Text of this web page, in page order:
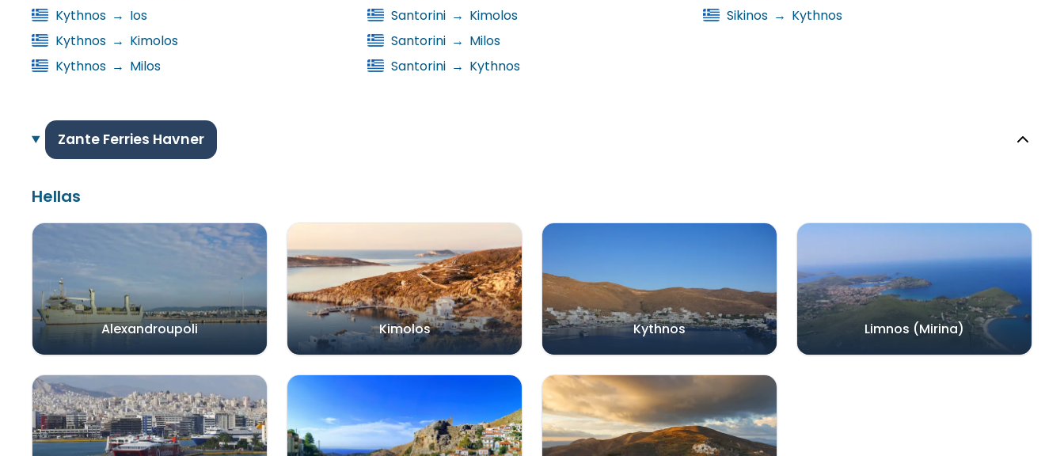
Kythnos → Ios
Kythnos → Kimolos
Kythnos → Milos
Santorini → Kimolos
Santorini → Milos
Santorini → Kythnos
Sikinos → Kythnos
Zante Ferries Havner
Hellas
Alexandroupoli Kimolos Kythnos Limnos (Mirina)